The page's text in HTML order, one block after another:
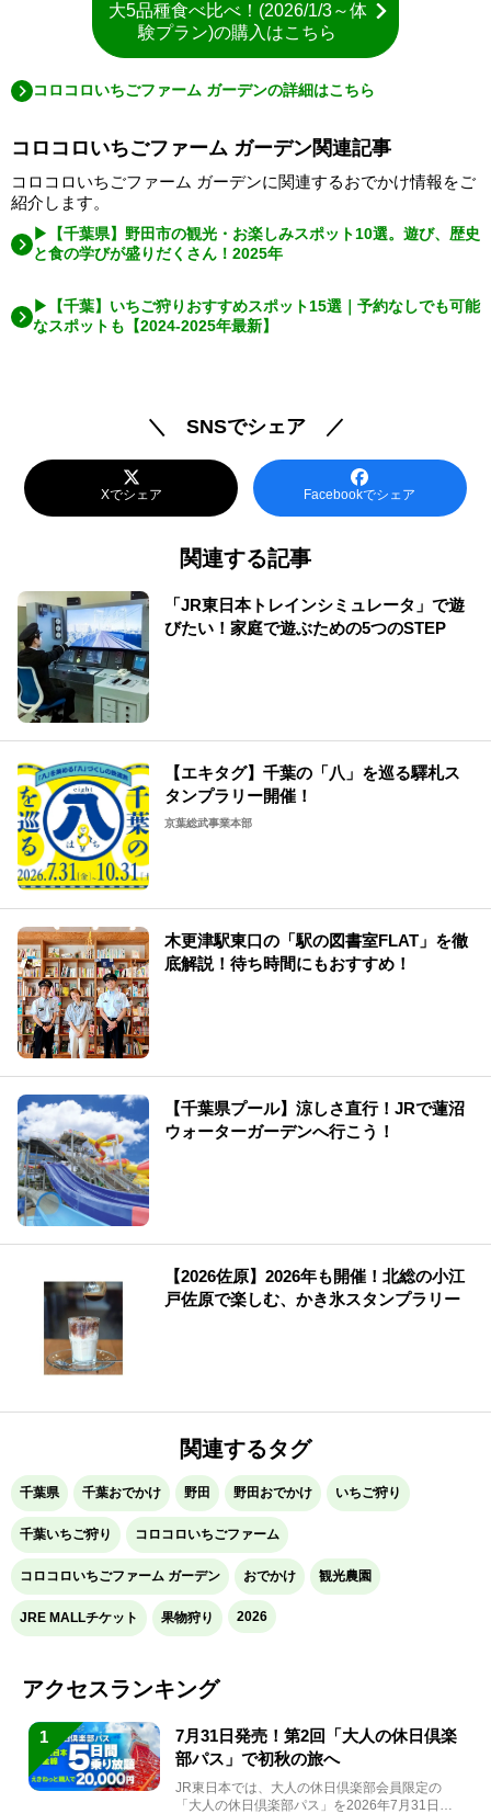
大5品種食べ比べ！(2026/1/3～体
験プラン)の購入はこちら
コロコロいちごファーム ガーデンの詳細はこちら
コロコロいちごファーム ガーデン関連記事
コロコロいちごファーム ガーデンに関連するおでかけ情報をご
紹介します。
▶【千葉県】野田市の観光・お楽しみスポット10選。遊び、歴史
と食の学びが盛りだくさん！2025年
▶【千葉】いちご狩りおすすめスポット15選｜予約なしでも可能
なスポットも【2024‐2025年最新】
＼ SNSでシェア ／
Xでシェア Facebookでシェア
関連する記事
「JR東日本トレインシミュレータ」で遊
びたい！家庭で遊ぶための5つのSTEP
【エキタグ】千葉の「八」を巡る驛札ス
タンプラリー開催！
京葉総武事業本部
木更津駅東口の「駅の図書室FLAT」を徹
底解説！待ち時間にもおすすめ！
【千葉県プール】涼しさ直行！JRで蓮沼
ウォーターガーデンへ行こう！
【2026佐原】2026年も開催！北総の小江
戸佐原で楽しむ、かき氷スタンプラリー
関連するタグ
千葉県 千葉おでかけ 野田 野田おでかけ いちご狩り
千葉いちご狩り コロコロいちごファーム
コロコロいちごファーム ガーデン おでかけ 観光農園
JRE MALLチケット 果物狩り 2026
アクセスランキング
1
7月31日発売！第2回「大人の休日倶楽
部パス」で初秋の旅へ
JR東日本では、大人の休日倶楽部会員限定の
「大人の休日倶楽部パス」を2026年7月31日